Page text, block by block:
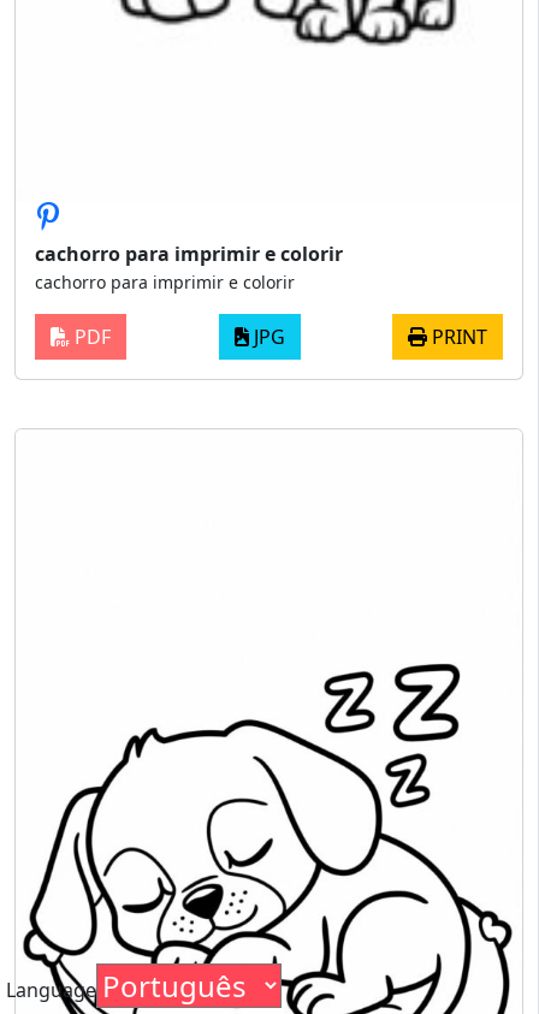
cachorro para imprimir e colorir
cachorro para imprimir e colorir
PDF JPG PRINT
Language